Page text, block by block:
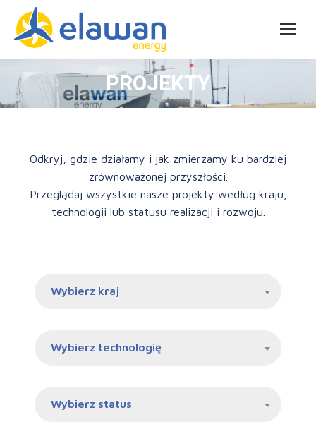
PROJEKTY
Odkryj, gdzie działamy i jak zmierzamy ku bardziej
zrównoważonej przyszłości.
Przeglądaj wszystkie nasze projekty według kraju,
technologii lub statusu realizacji i rozwoju.
Wybierz kraj
Wybierz technologię
Wybierz status